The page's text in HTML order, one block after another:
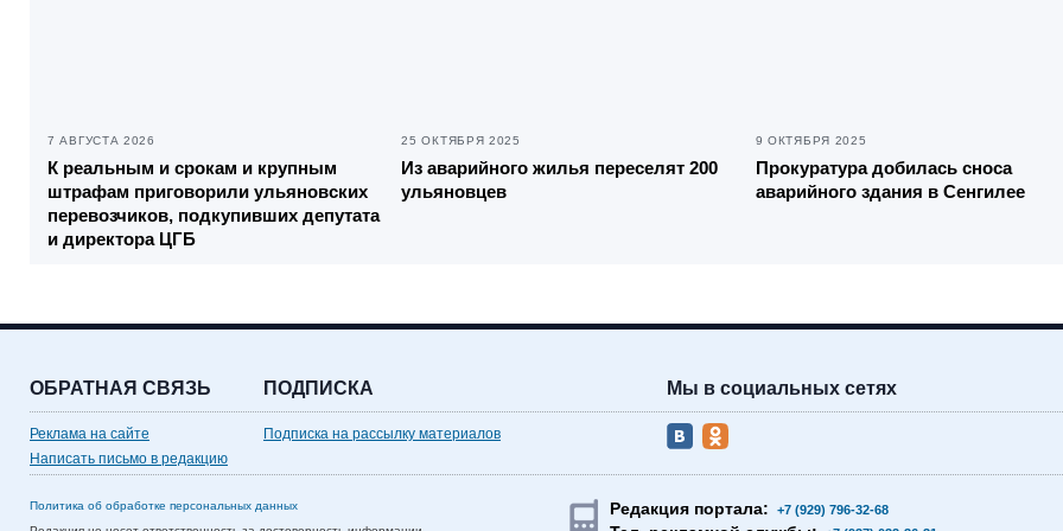
7 АВГУСТА 2026
К реальным и срокам и крупным
штрафам приговорили ульяновских
перевозчиков, подкупивших депутата
и директора ЦГБ
25 ОКТЯБРЯ 2025
Из аварийного жилья переселят 200
ульяновцев
9 ОКТЯБРЯ 2025
Прокуратура добилась сноса
аварийного здания в Сенгилее
ОБРАТНАЯ СВЯЗЬ
Реклама на сайте
Написать письмо в редакцию
ПОДПИСКА
Подписка на рассылку материалов
Мы в социальных сетях
Политика об обработке персональных данных
Редакция портала: +7 (929) 796-32-68